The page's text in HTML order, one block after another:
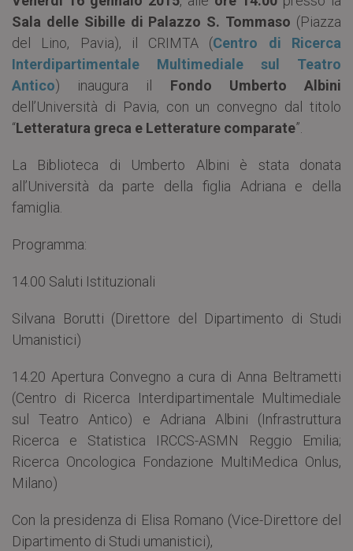
Sala delle Sibille di Palazzo S. Tommaso (Piazza
del Lino, Pavia), il CRIMTA (Centro di Ricerca
Interdipartimentale Multimediale sul Teatro
Antico) inaugura il Fondo Umberto Albini
dell’Università di Pavia, con un convegno dal titolo
“Letteratura greca e Letterature comparate”.
La Biblioteca di Umberto Albini è stata donata
all’Università da parte della figlia Adriana e della
famiglia.
Programma:
14.00 Saluti Istituzionali
Silvana Borutti (Direttore del Dipartimento di Studi
Umanistici)
14.20 Apertura Convegno a cura di Anna Beltrametti
(Centro di Ricerca Interdipartimentale Multimediale
sul Teatro Antico) e Adriana Albini (Infrastruttura
Ricerca e Statistica IRCCS-ASMN Reggio Emilia;
Ricerca Oncologica Fondazione MultiMedica Onlus,
Milano)
Con la presidenza di Elisa Romano (Vice-Direttore del
Dipartimento di Studi umanistici),